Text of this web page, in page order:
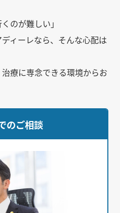
のが難しい」
ィーレなら、そんな心配は
療に専念できる環境からお
のご相談